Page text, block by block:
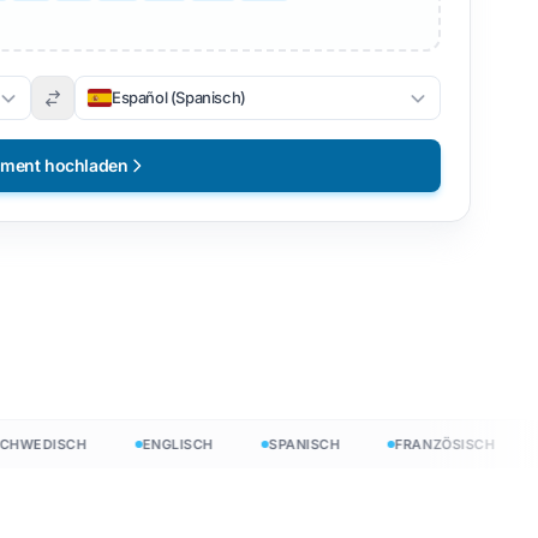
Español (Spanisch)
hochladen
ENGLISCH SPANISCH FRANZÖSISCH